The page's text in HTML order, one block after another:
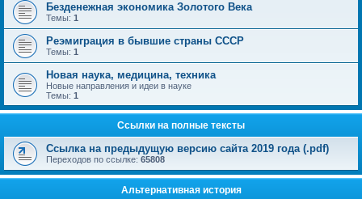
Безденежная экономика Золотого Века
Темы: 1
Реэмиграция в бывшие страны СССР
Темы: 1
Новая наука, медицина, техника
Новые направления и идеи в науке
Темы: 1
Ссылки на полные тексты
Ссылка на предыдущую версию сайта 2019 года (.pdf)
Переходов по ссылке: 65808
Альтернативная история